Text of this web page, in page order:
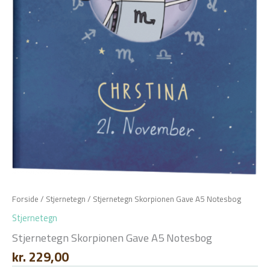
Forside / Stjernetegn / Stjernetegn Skorpionen Gave A5 Notesbog
Stjernetegn
Stjernetegn Skorpionen Gave A5 Notesbog
kr. 229,00